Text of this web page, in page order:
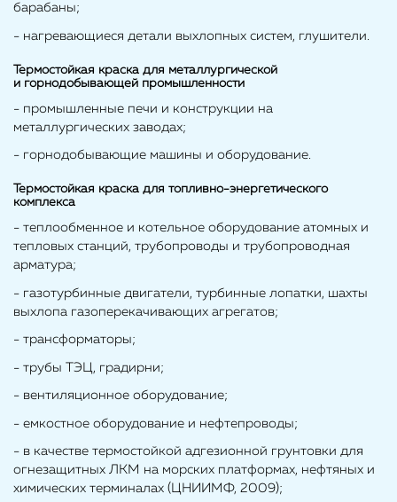
барабаны;
- нагревающиеся детали выхлопных систем, глушители.
Термостойкая краска для металлургической
и горнодобывающей промышленности
- промышленные печи и конструкции на
металлургических заводах;
- горнодобывающие машины и оборудование.
Термостойкая краска для топливно-энергетического
комплекса
- теплообменное и котельное оборудование атомных и
тепловых станций, трубопроводы и трубопроводная
арматура;
- газотурбинные двигатели, турбинные лопатки, шахты
выхлопа газоперекачивающих агрегатов;
- трансформаторы;
- трубы ТЭЦ, градирни;
- вентиляционное оборудование;
- емкостное оборудование и нефтепроводы;
- в качестве термостойкой адгезионной грунтовки для
огнезащитных ЛКМ на морских платформах, нефтяных и
химических терминалах (ЦНИИМФ, 2009);